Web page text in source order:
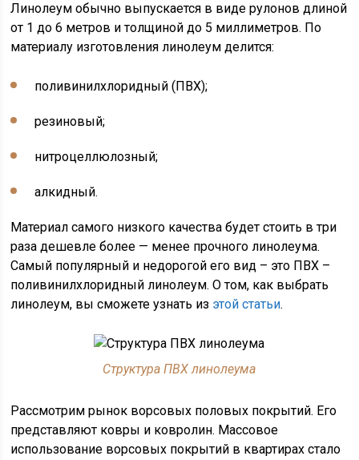
Линолеум обычно выпускается в виде рулонов длиной
от 1 до 6 метров и толщиной до 5 миллиметров. По
материалу изготовления линолеум делится:
поливинилхлоридный (ПВХ);
резиновый;
нитроцеллюлозный;
алкидный.
Материал самого низкого качества будет стоить в три
раза дешевле более — менее прочного линолеума.
Самый популярный и недорогой его вид – это ПВХ –
поливинилхлоридный линолеум. О том, как выбрать
линолеум, вы сможете узнать из этой статьи.
Структура ПВХ линолеума
Рассмотрим рынок ворсовых половых покрытий. Его
представляют ковры и ковролин. Массовое
использование ворсовых покрытий в квартирах стало